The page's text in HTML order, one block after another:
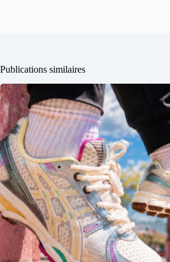
Publications similaires